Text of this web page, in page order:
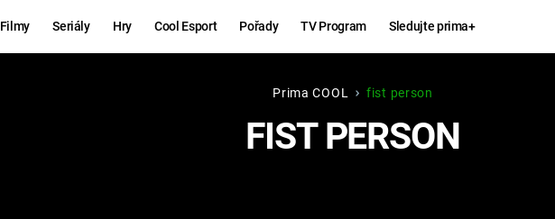
Filmy Seriály Hry Cool Esport Pořady TV Program Sledujte prima+
Hry
Prima COOL fist person
FIST PERSON